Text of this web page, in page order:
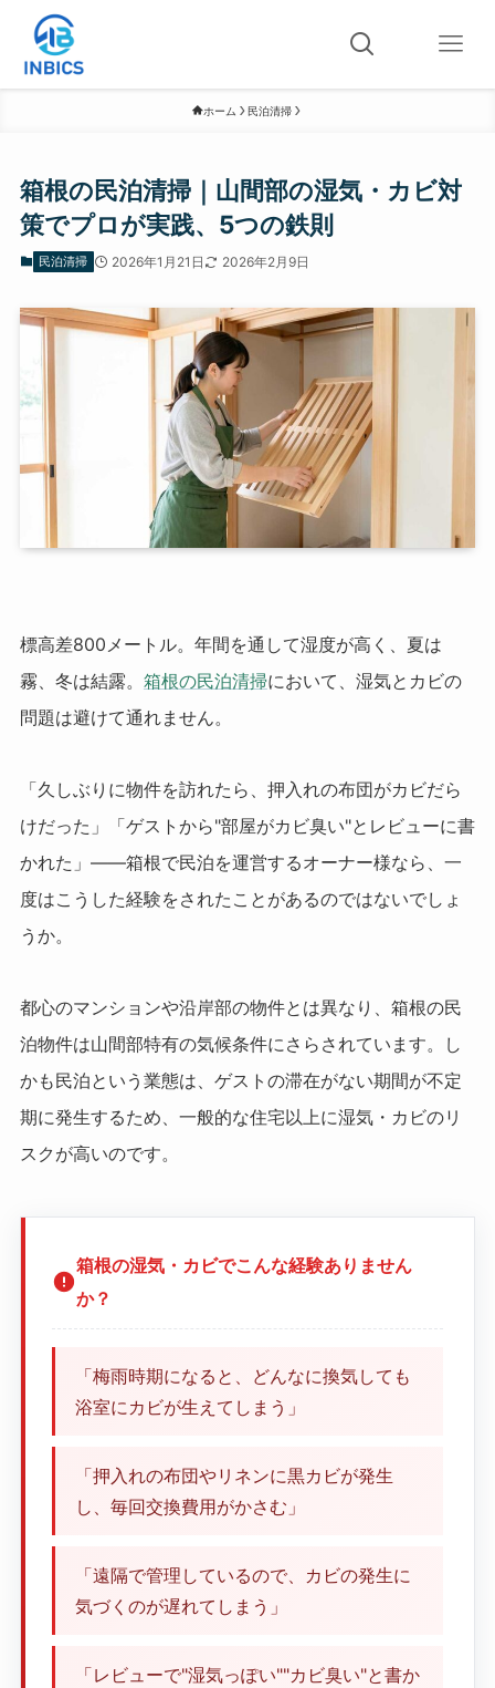
ホーム 民泊清掃
箱根の民泊清掃｜山間部の湿気・カビ対
策でプロが実践、5つの鉄則
民泊清掃 2026年1月21日 2026年2月9日
標高差800メートル。年間を通して湿度が高く、夏は
霧、冬は結露。 箱根の民泊清掃において、湿気とカビの
問題は避けて通れません。
「久しぶりに物件を訪れたら、押入れの布団がカビだら
けだった」「ゲストから"部屋がカビ臭い"とレビューに書
かれた」――箱根で民泊を運営するオーナー様なら、一
度はこうした経験をされたことがあるのではないでしょ
うか。
都心のマンションや沿岸部の物件とは異なり、箱根の民
泊物件は山間部特有の気候条件にさらされています。し
かも民泊という業態は、ゲストの滞在がない期間が不定
期に発生するため、一般的な住宅以上に湿気・カビのリ
スクが高いのです。
箱根の湿気・カビでこんな経験ありません
か？
「梅雨時期になると、どんなに換気しても
浴室にカビが生えてしまう」
「押入れの布団やリネンに黒カビが発生
し、毎回交換費用がかさむ」
「遠隔で管理しているので、カビの発生に
気づくのが遅れてしまう」
「レビューで"湿気っぽい""カビ臭い"と書か